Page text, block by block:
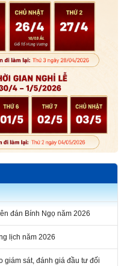
đán Bính Ngọ năm 2026
lịch năm 2026
sát, đánh giá đầu tư đối
phố Đồng Nai.